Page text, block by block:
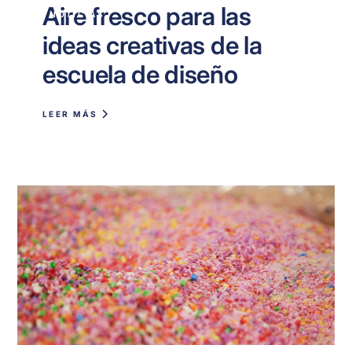
NOTICIAS
Aire fresco para las
ideas creativas de la
escuela de diseño
LEER MÁS